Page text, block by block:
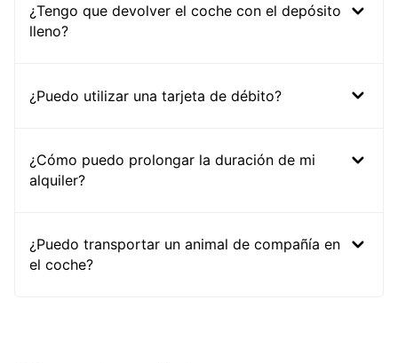
¿Tengo que devolver el coche con el depósito
lleno?
¿Puedo utilizar una tarjeta de débito?
¿Cómo puedo prolongar la duración de mi
alquiler?
¿Puedo transportar un animal de compañía en
el coche?